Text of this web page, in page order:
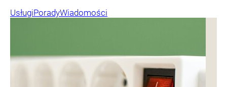
UsługiPoradyWiadomości